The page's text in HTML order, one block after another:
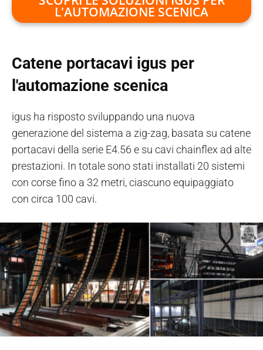
L'AUTOMAZIONE SCENICA
Catene portacavi igus per
l'automazione scenica
igus ha risposto sviluppando una nuova
generazione del sistema a zig-zag, basata su catene
portacavi della serie E4.56 e su cavi chainflex ad alte
prestazioni. In totale sono stati installati 20 sistemi
con corse fino a 32 metri, ciascuno equipaggiato
con circa 100 cavi.